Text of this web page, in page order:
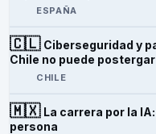
ESPAÑA
🇨🇱 Ciberseguridad y
Chile no puede postergar
CHILE
🇲🇽 La carrera por la
persona